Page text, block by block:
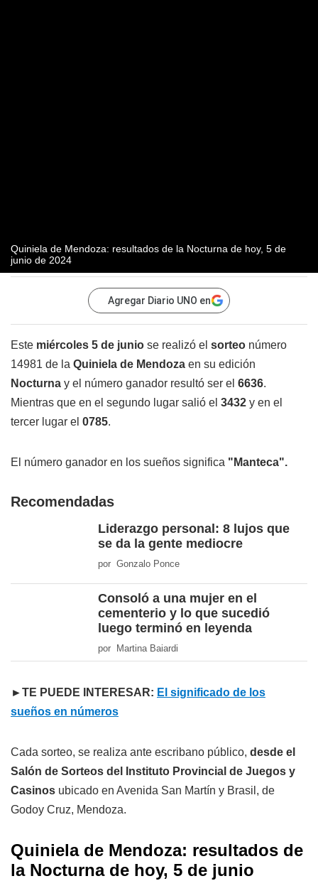
Quiniela de Mendoza: resultados de la Nocturna de hoy, 5 de
junio de 2024
Agregar Diario UNO en
Este miércoles 5 de junio se realizó el sorteo número
14981 de la Quiniela de Mendoza en su edición
Nocturna y el número ganador resultó ser el 6636.
Mientras que en el segundo lugar salió el 3432 y en el
tercer lugar el 0785.
El número ganador en los sueños significa "Manteca".
Recomendadas
Liderazgo personal: 8 lujos que
se da la gente mediocre
por Gonzalo Ponce
Consoló a una mujer en el
cementerio y lo que sucedió
luego terminó en leyenda
por Martina Baiardi
►TE PUEDE INTERESAR: El significado de los
sueños en números
Cada sorteo, se realiza ante escribano público, desde el
Salón de Sorteos del Instituto Provincial de Juegos y
Casinos ubicado en Avenida San Martín y Brasil, de
Godoy Cruz, Mendoza.
Quiniela de Mendoza: resultados de
la Nocturna de hoy, 5 de junio